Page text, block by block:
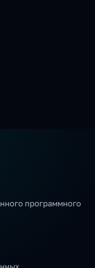
программного